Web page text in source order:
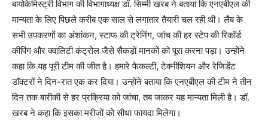
बायोकेमिस्ट्री विभाग की विभागाध्यक्ष डॉ. सिम्मी खरब ने बताया कि एनएबीएल की
मान्यता के लिए पिछले करीब एक साल से लगातार तैयारी चल रही थी। लैब के
सभी उपकरणों का अंशांकन, स्टाफ की ट्रेनिंग, जांच की हर स्टेप की रिकॉर्ड
कीपिंग और क्वालिटी कंट्रोल जैसे सैकड़ों मानकों को पूरा करना पड़ा। उन्होंने
कहा कि यह पूरी टीम की जीत है। हमारे फैकल्टी, टेक्नीशियन और रेजिडेंट
डॉक्टरों ने दिन-रात एक कर दिया। उन्होंने बताया कि एनएबीएल की टीम ने तीन
दिन तक बारीकी से हर प्रक्रिया को जांचा, तब जाकर यह मान्यता मिली है। डॉ.
खरब ने कहा कि इसका मरीजों को सीधा फायदा मिलेगा।